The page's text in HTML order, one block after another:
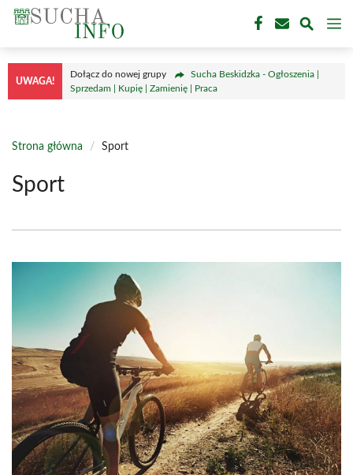
Przejdź
treści
UWAGA!
Dołącz do nowej grupy
Sucha Beskidzka - Ogłoszenia |
Sprzedam | Kupię | Zamienię | Praca
Strona główna / Sport
Sport